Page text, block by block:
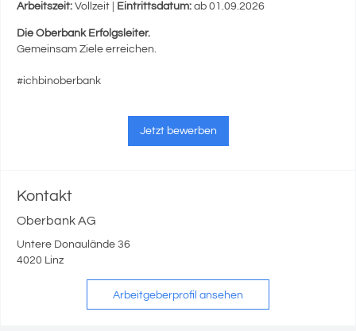
Arbeitszeit: Vollzeit | Eintrittsdatum: ab 01.09.2026
Die Oberbank Erfolgsleiter.
Gemeinsam Ziele erreichen.
#ichbinoberbank
Jetzt bewerben
Kontakt
Oberbank AG
Untere Donaulände 36
4020 Linz
Arbeitgeberprofil ansehen